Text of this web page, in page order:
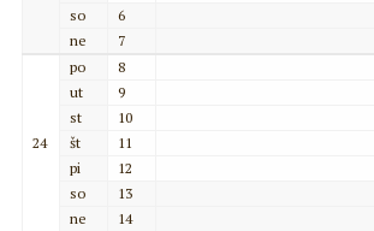
so
6
ne
7
24
po
8
ut
9
st
10
št
11
pi
12
so
13
ne
14